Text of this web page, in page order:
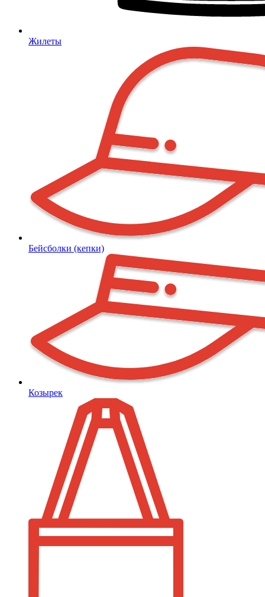
Жилеты
Бейсболки (кепки)
Козырек